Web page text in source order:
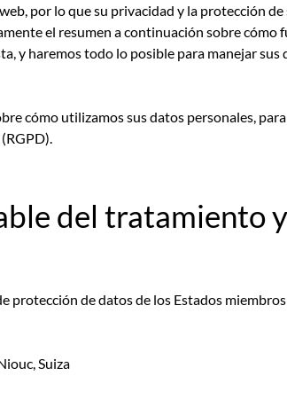
por lo que su privacidad y la protección de
el resumen a continuación sobre cómo
y haremos todo lo posible para manejar sus
cómo utilizamos sus datos personales,
del tratamiento
protección de datos de los Estados
Suiza